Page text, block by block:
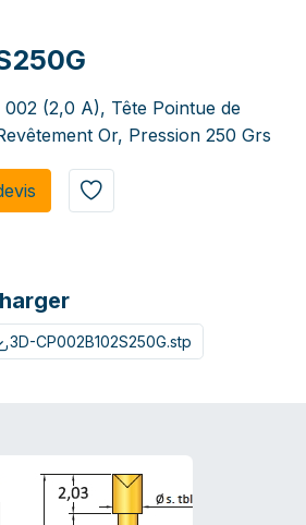
002 (2,0 A), Tête Pointue de
Or, Pression 250 Grs
3D-CP002B102S250G.stp